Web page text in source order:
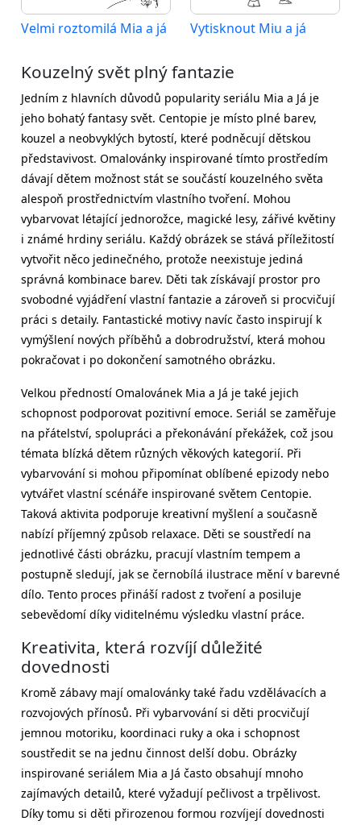
Velmi roztomilá Mia a já Vytisknout Miu a já
Kouzelný svět plný fantazie
Jedním z hlavních důvodů popularity seriálu Mia a Já je
jeho bohatý fantasy svět. Centopie je místo plné barev,
kouzel a neobvyklých bytostí, které podněcují dětskou
představivost. Omalovánky inspirované tímto prostředím
dávají dětem možnost stát se součástí kouzelného světa
alespoň prostřednictvím vlastního tvoření. Mohou
vybarvovat létající jednorožce, magické lesy, zářivé květiny
i známé hrdiny seriálu. Každý obrázek se stává příležitostí
vytvořit něco jedinečného, protože neexistuje jediná
správná kombinace barev. Děti tak získávají prostor pro
svobodné vyjádření vlastní fantazie a zároveň si procvičují
práci s detaily. Fantastické motivy navíc často inspirují k
vymýšlení nových příběhů a dobrodružství, která mohou
pokračovat i po dokončení samotného obrázku.
Velkou předností Omalovánek Mia a Já je také jejich
schopnost podporovat pozitivní emoce. Seriál se zaměřuje
na přátelství, spolupráci a překonávání překážek, což jsou
témata blízká dětem různých věkových kategorií. Při
vybarvování si mohou připomínat oblíbené epizody nebo
vytvářet vlastní scénáře inspirované světem Centopie.
Taková aktivita podporuje kreativní myšlení a současně
nabízí příjemný způsob relaxace. Děti se soustředí na
jednotlivé části obrázku, pracují vlastním tempem a
postupně sledují, jak se černobílá ilustrace mění v barevné
dílo. Tento proces přináší radost z tvoření a posiluje
sebevědomí díky viditelnému výsledku vlastní práce.
Kreativita, která rozvíjí důležité
dovednosti
Kromě zábavy mají omalovánky také řadu vzdělávacích a
rozvojových přínosů. Při vybarvování si děti procvičují
jemnou motoriku, koordinaci ruky a oka i schopnost
soustředit se na jednu činnost delší dobu. Obrázky
inspirované seriálem Mia a Já často obsahují mnoho
zajímavých detailů, které vyžadují pečlivost a trpělivost.
Díky tomu si děti přirozenou formou rozvíjejí dovednosti